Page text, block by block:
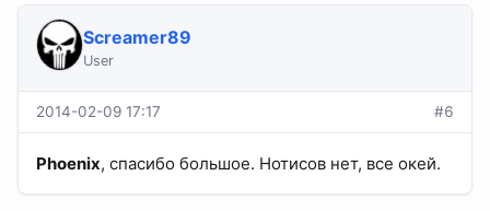
Screamer89
User
2014-02-09 17:17 #6
Phoenix, спасибо большое. Нотисов нет, все окей.